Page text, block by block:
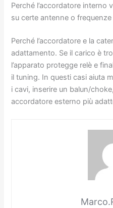
Perché l’accordatore interno
su certe antenne o frequenze
Perché l’accordatore e la
adattamento. Se il carico è
l’apparato protegge relè e
il tuning. In questi casi aiuta
i cavi, inserire un balun/
accordatore esterno più